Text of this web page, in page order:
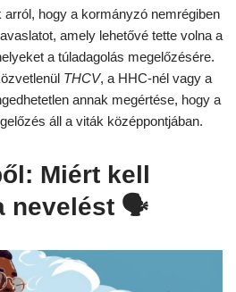
hogy a kormányzó nemrégiben
amely lehetővé tette volna a
a túladagolás megelőzésére.
THCV, a HHC-nél vagy a
annak megértése, hogy a
áll a viták középpontjában.
Miért kell
nevelést 🗣️